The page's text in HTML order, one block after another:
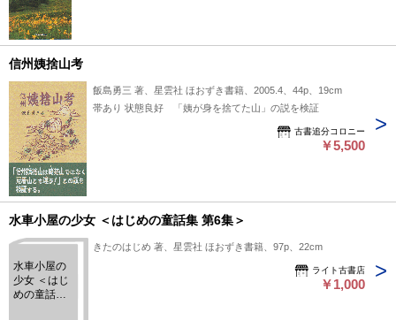
信州姨捨山考
飯島勇三 著、星雲社 ほおずき書籍、2005.4、44p、19cm
帯あり 状態良好 「姨が身を捨てた山」の説を検証
古書追分コロニー
￥5,500
水車小屋の少女 ＜はじめの童話集 第6集＞
水車小屋の
少女 ＜はじ
めの童話集
きたのはじめ 著、星雲社 ほおずき書籍、97p、22cm
ライト古書店
￥1,000